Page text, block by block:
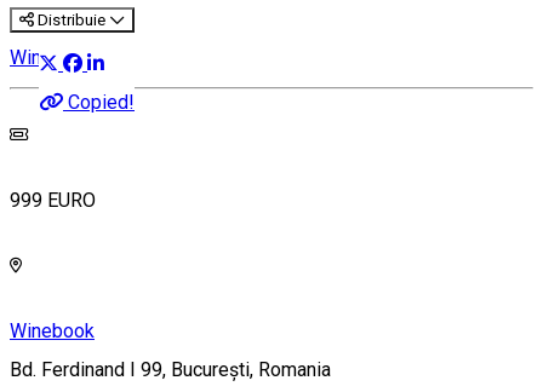
Distribuie
Copied!
Wine Courses
999 EURO
Winebook
Bd. Ferdinand I 99, București, Romania